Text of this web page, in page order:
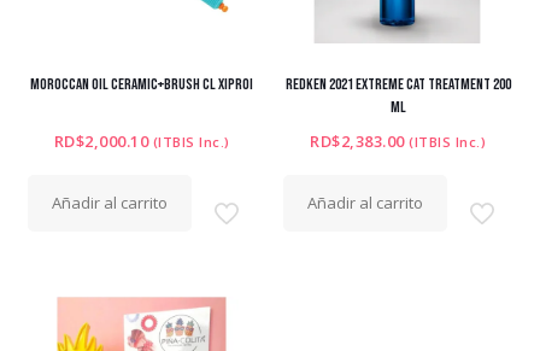
MOROCCAN OIL CERAMIC+BRUSH CL XIPROI
RD$2,000.10 (ITBIS Inc.)
Añadir al carrito
REDKEN 2021 EXTREME CAT TREATMENT 200
ML
RD$2,383.00 (ITBIS Inc.)
Añadir al carrito